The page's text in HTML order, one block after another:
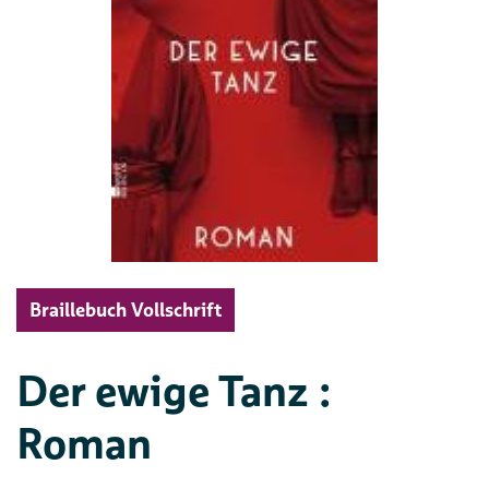
Braillebuch Vollschrift
Der ewige Tanz :
Roman